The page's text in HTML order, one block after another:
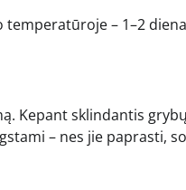
– 1–2
Kepant sklindantis
– nes jie paprasti,